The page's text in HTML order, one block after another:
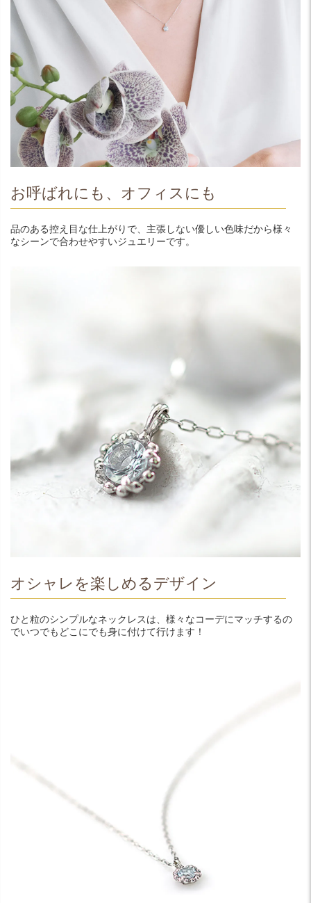
お呼ばれにも、オフィスにも
品のある控え目な仕上がりで、主張しない優しい色味だから様々
なシーンで合わせやすいジュエリーです。
オシャレを楽しめるデザイン
ひと粒のシンプルなネックレスは、様々なコーデにマッチするの
でいつでもどこにでも身に付けて行けます！